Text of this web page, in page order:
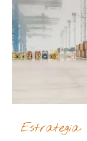
Estrategia